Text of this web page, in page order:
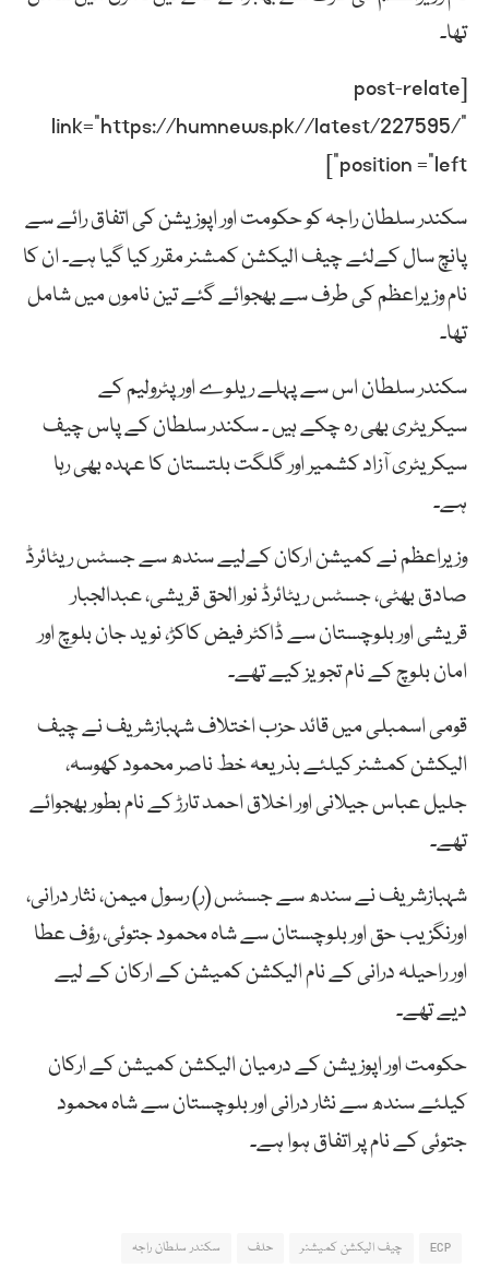
تھا۔
[post-relate
link=”https://humnews.pk//latest/227595/”
position =”left”]
سکندر سلطان راجہ کو حکومت اور اپوزیشن کی اتفاق رائے سے
پانچ سال کےلئے چیف الیکشن کمشنر مقرر کیا گیا ہے۔ ان کا
نام وزیراعظم کی طرف سے بھجوائے گئے تین ناموں میں شامل
تھا۔
سکندر سلطان اس سے پہلے ریلوے اور پٹرولیم کے
سیکریٹری بھی رہ چکے ہیں ۔ سکندر سلطان کے پاس چیف
سیکریٹری آزاد کشمیر اور گلگت بلتستان کا عہدہ بھی رہا
ہے۔
وزیراعظم نے کمیشن ارکان کےلیے سندھ سے جسٹس ریٹائرڈ
صادق بھٹی، جسٹس ریٹائرڈ نور الحق قریشی، عبدالجبار
قریشی اور بلوچستان سے ڈاکٹر فیض کاکڑ، نوید جان بلوچ اور
امان بلوچ کے نام تجویز کیے تھے۔
قومی اسمبلی میں قائد حزب اختلاف شہبازشریف نے چیف
الیکشن کمشنر کیلئے بذریعہ خط ناصر محمود کھوسہ،
جلیل عباس جیلانی اور اخلاق احمد تارڑ کے نام بطور بھجوائے
تھے۔
شہبازشریف نے سندھ سے جسٹس (ر) رسول میمن، نثار درانی،
اورنگزیب حق اور بلوچستان سے شاہ محمود جتوئی، رؤف عطا
اور راحیلہ درانی کے نام الیکشن کمیشن کے ارکان کے لیے
دیے تھے۔
حکومت اور اپوزیشن کے درمیان الیکشن کمیشن کے ارکان
کیلئے سندھ سے نثار درانی اور بلوچستان سے شاہ محمود
جتوئی کے نام پر اتفاق ہوا ہے۔
ECP چیف الیکشن کمیشنر حلف سکندر سلطان راجہ